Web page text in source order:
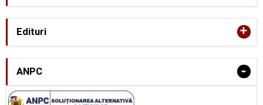
Edituri +
ANPC -